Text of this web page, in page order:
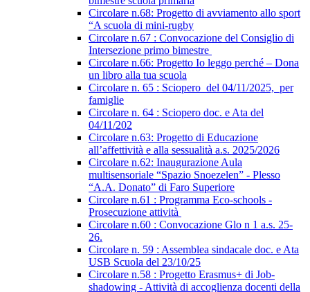
Circolare n.68: Progetto di avviamento allo sport
“A scuola di mini-rugby
Circolare n.67 : Convocazione del Consiglio di
Intersezione primo bimestre
Circolare n.66: Progetto Io leggo perché – Dona
un libro alla tua scuola
Circolare n. 65 : Sciopero del 04/11/2025, per
famiglie
Circolare n. 64 : Sciopero doc. e Ata del
04/11/202
Circolare n.63: Progetto di Educazione
all’affettività e alla sessualità a.s. 2025/2026
Circolare n.62: Inaugurazione Aula
multisensoriale “Spazio Snoezelen” - Plesso
“A.A. Donato” di Faro Superiore
Circolare n.61 : Programma Eco-schools -
Prosecuzione attività
Circolare n.60 : Convocazione Glo n 1 a.s. 25-
26.
Circolare n. 59 : Assemblea sindacale doc. e Ata
USB Scuola del 23/10/25
Circolare n.58 : Progetto Erasmus+ di Job-
shadowing - Attività di accoglienza docenti della